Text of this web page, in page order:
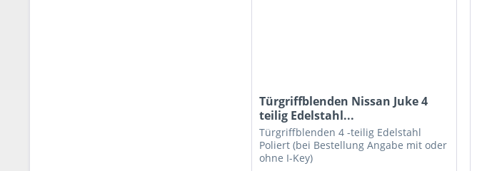
Türgriffblenden Nissan Juke 4
teilig Edelstahl...
Türgriffblenden 4 -teilig Edelstahl
Poliert (bei Bestellung Angabe mit oder
ohne I-Key)